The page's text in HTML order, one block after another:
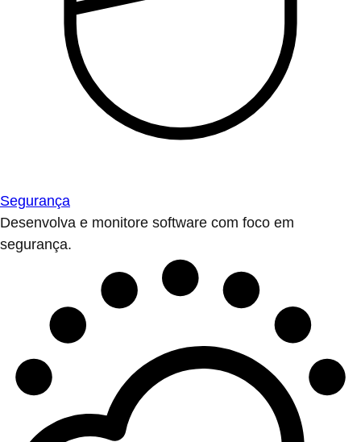
Segurança
Desenvolva e monitore software com foco em
segurança.